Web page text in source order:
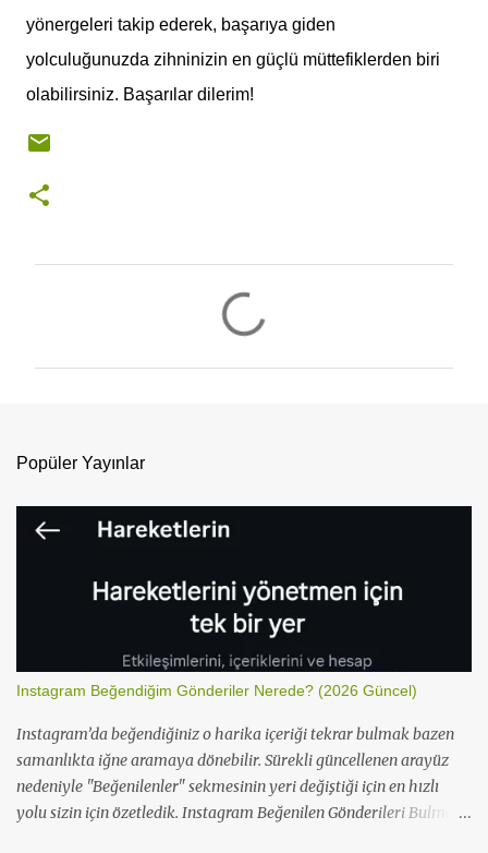
yönergeleri takip ederek, başarıya giden
yolculuğunuzda zihninizin en güçlü müttefiklerden biri
olabilirsiniz. Başarılar dilerim!
r
Popüler Yayınlar
Instagram Beğendiğim Gönderiler Nerede? (2026 Güncel)
Instagram’da beğendiğiniz o harika içeriği tekrar bulmak bazen
samanlıkta iğne aramaya dönebilir. Sürekli güncellenen arayüz
nedeniyle "Beğenilenler" sekmesinin yeri değiştiği için en hızlı
yolu sizin için özetledik. Instagram Beğenilen Gönderileri Bulma